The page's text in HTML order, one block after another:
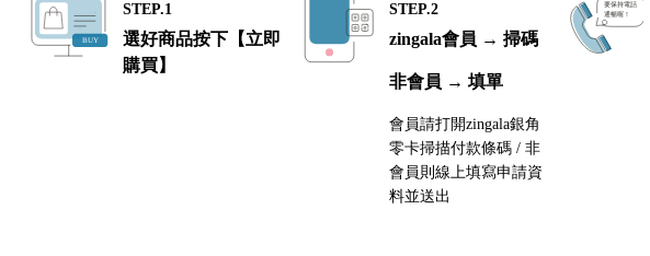
STEP.1
選好商品按下【立即
購買】
STEP.2
zingala會員 → 掃碼
非會員 → 填單
會員請打開zingala銀角
零卡掃描付款條碼 / 非
會員則線上填寫申請資
料並送出